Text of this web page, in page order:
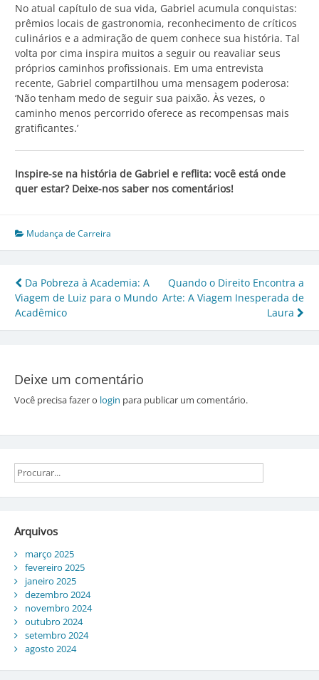
No atual capítulo de sua vida, Gabriel acumula conquistas:
prêmios locais de gastronomia, reconhecimento de críticos
culinários e a admiração de quem conhece sua história. Tal
volta por cima inspira muitos a seguir ou reavaliar seus
próprios caminhos profissionais. Em uma entrevista
recente, Gabriel compartilhou uma mensagem poderosa:
‘Não tenham medo de seguir sua paixão. Às vezes, o
caminho menos percorrido oferece as recompensas mais
gratificantes.’
Inspire-se na história de Gabriel e reflita: você está onde
quer estar? Deixe-nos saber nos comentários!
Mudança de Carreira
Navegação
de
Post
Da Pobreza à Academia: A
Viagem de Luiz para o Mundo
Acadêmico
Quando o Direito Encontra a
Arte: A Viagem Inesperada de
Laura
Deixe um comentário
Você precisa fazer o login para publicar um comentário.
Arquivos
março 2025
fevereiro 2025
janeiro 2025
dezembro 2024
novembro 2024
outubro 2024
setembro 2024
agosto 2024